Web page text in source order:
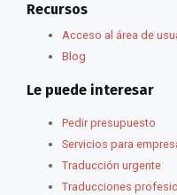
Recursos
Acceso al área de
Blog
Le puede interesar
Pedir presupuesto
Servicios para
Traducción urgente
Traducciones